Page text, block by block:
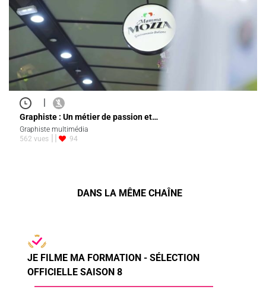
|
Graphiste : Un métier de passion et…
Graphiste multimédia
562 vues
94
DANS LA MÊME CHAÎNE
JE FILME MA FORMATION - SÉLECTION
OFFICIELLE SAISON 8